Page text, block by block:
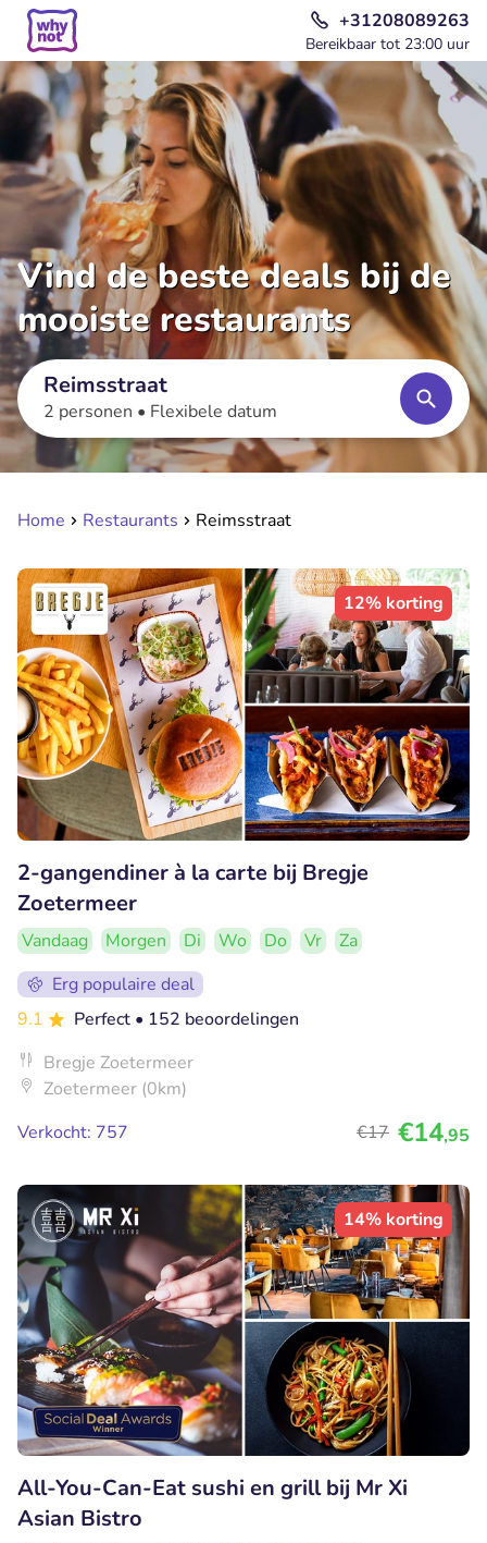
+31208089263
Bereikbaar tot 23:00 uur
Vind de beste deals bij de
mooiste restaurants
Reimsstraat
2 personen • Flexibele datum
Home Restaurants Reimsstraat
12% korting
2-gangendiner à la carte bij Bregje
Zoetermeer
Vandaag Morgen Di Wo Do Vr
Za
Erg populaire deal
9.1
Perfect • 152 beoordelingen
Bregje Zoetermeer
Zoetermeer (0km)
Verkocht: 757
€17 €14,95
14% korting
All-You-Can-Eat sushi en grill bij Mr Xi
Asian Bistro